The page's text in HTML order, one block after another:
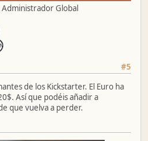
Administrador Global
#5
de los Kickstarter. El Euro ha
Así que podéis añadir a
que vuelva a perder.